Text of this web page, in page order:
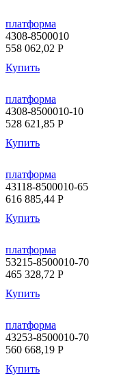
платформа
4308-8500010
558 062,02 P
Купить
платформа
4308-8500010-10
528 621,85 P
Купить
платформа
43118-8500010-65
616 885,44 P
Купить
платформа
53215-8500010-70
465 328,72 P
Купить
платформа
43253-8500010-70
560 668,19 P
Купить